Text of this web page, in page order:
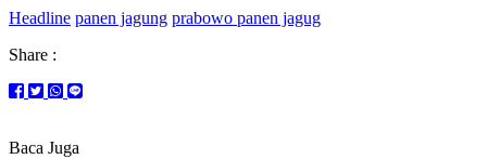
Headline panen jagung prabowo panen jagug
Share :
Baca Juga